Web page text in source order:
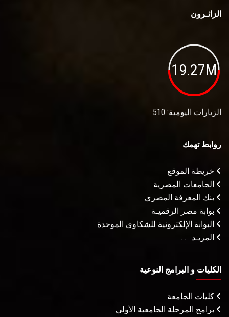
الزائـرون
19.27M
الزيارات اليومية: 510
روابط تهمك
خريطة الموقع
الجامعات المصرية
بنك المعرفة المصري
بوابة مصر الرقميـة
البوابة الإلكترونية للشكاوى الموحدة
المزيـد . . .
الكليات و البرامج النوعية
كليات الجامعة
برامج المرحلة الجامعية الأولى